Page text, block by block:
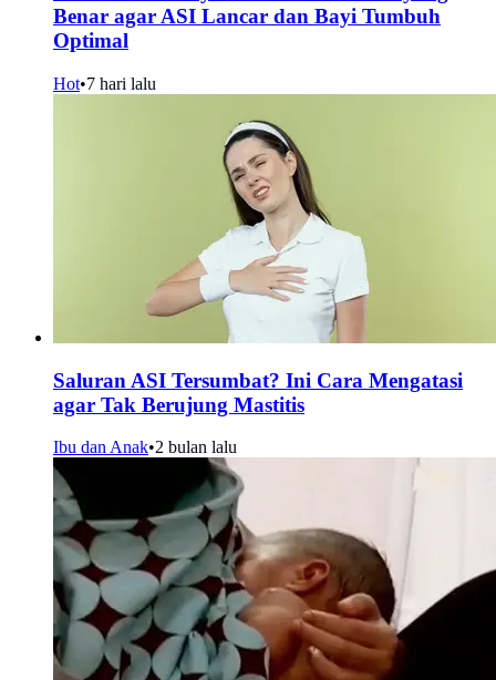
Benar agar ASI Lancar dan Bayi Tumbuh
Optimal
Hot•7 hari lalu
Saluran ASI Tersumbat? Ini Cara Mengatasi
agar Tak Berujung Mastitis
Ibu dan Anak•2 bulan lalu